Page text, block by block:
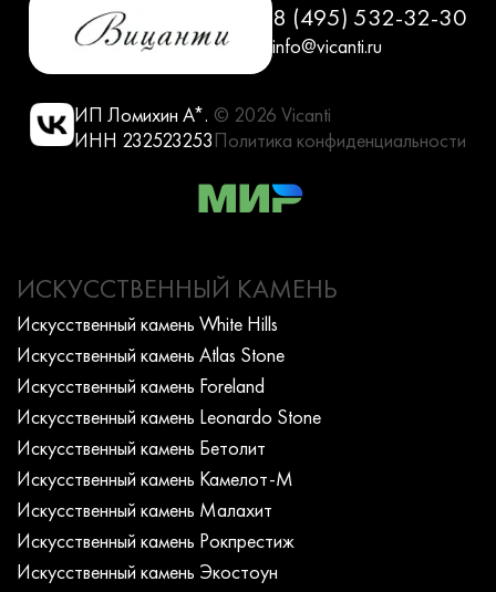
8 (495) 532-32-30
info@vicanti.ru
ИП Ломихин А*.
ИНН 232523253
© 2026 Vicanti
Политика конфиденциальности
ИСКУССТВЕННЫЙ КАМЕНЬ
Искусcтвенный камень White Hills
Искусcтвенный камень Atlas Stone
Искусcтвенный камень Foreland
Искусcтвенный камень Leonardo Stone
Искусcтвенный камень Бетолит
Искусcтвенный камень Камелот-М
Искусcтвенный камень Малахит
Искусcтвенный камень Рокпрестиж
Искусcтвенный камень Экостоун